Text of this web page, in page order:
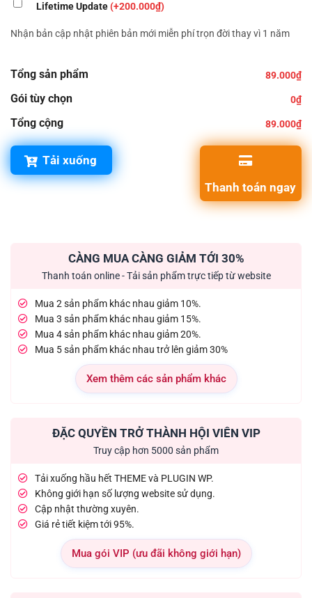
Lifetime Update(+200.000₫)
Nhận bản cập nhật phiên bản mới miễn phí trọn đời thay vì 1 năm
Tổng sản phẩm 89.000₫
Gói tùy chọn 0₫
Tổng cộng 89.000₫
Tải xuống
Thanh toán ngay
CÀNG MUA CÀNG GIẢM TỚI 30%
Thanh toán online - Tải sản phẩm trực tiếp từ website
Mua 2 sản phẩm khác nhau giảm 10%.
Mua 3 sản phẩm khác nhau giảm 15%.
Mua 4 sản phẩm khác nhau giảm 20%.
Mua 5 sản phẩm khác nhau trở lên giảm 30%
Xem thêm các sản phẩm khác
ĐẶC QUYỀN TRỞ THÀNH HỘI VIÊN VIP
Truy cập hơn 5000 sản phẩm
Tải xuống hầu hết THEME và PLUGIN WP.
Không giới hạn số lượng website sử dụng.
Cập nhật thường xuyên.
Giá rẻ tiết kiệm tới 95%.
Mua gói VIP (ưu đãi không giới hạn)